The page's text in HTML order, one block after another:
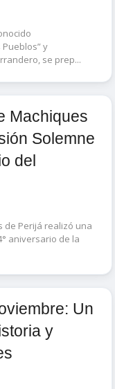
y
se prep...
Machiques
Solemne
del
de Perijá realizó una
aniversario de la
Un
y